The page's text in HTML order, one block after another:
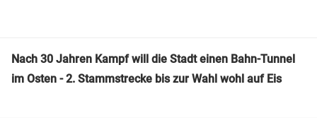
Nach 30 Jahren Kampf will die Stadt einen Bahn-Tunnel
im Osten - 2. Stammstrecke bis zur Wahl wohl auf Eis